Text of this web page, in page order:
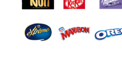
Gama Impulso Nestlé